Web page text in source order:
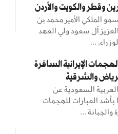
وقطر والكويت والأردن
الملكي الأمير محمد بن
آل سعود ولي العهد
...
الإيرانية السافرة
والشرقية
السعودية عن
بأشد العبارات للهجمات
والجبانة ...